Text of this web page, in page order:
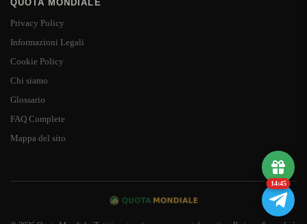
QUOTA MONDIALE
Privacy Policy
Informazioni Legali
Cookie Policy
Chi siamo
Glossario
FAQ Complete
Mappa del sito
14:44